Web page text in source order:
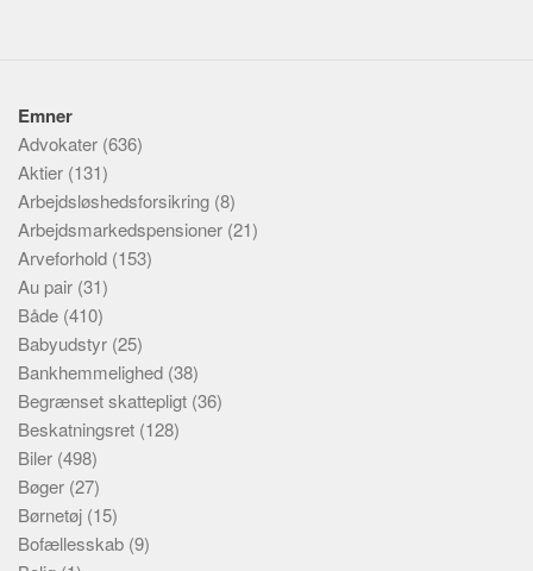
Emner
Advokater (636)
Aktier (131)
Arbejdsløshedsforsikring (8)
Arbejdsmarkedspensioner (21)
Arveforhold (153)
Au pair (31)
Både (410)
Babyudstyr (25)
Bankhemmelighed (38)
Begrænset skattepligt (36)
Beskatningsret (128)
Biler (498)
Bøger (27)
Børnetøj (15)
Bofællesskab (9)